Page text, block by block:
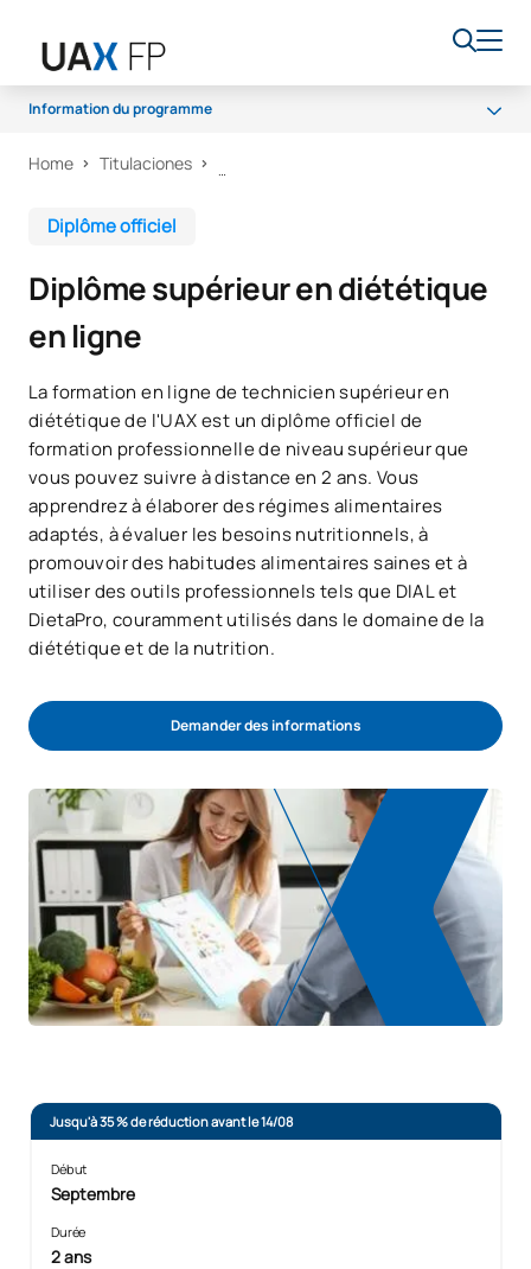
Information du programme
Programme
Débouchés professionnels
Home Titulaciones
Diplôme officiel
Diplôme supérieur en diététique
en ligne
La formation en ligne de technicien supérieur en
diététique de l'UAX est un diplôme officiel de
formation professionnelle de niveau supérieur que
vous pouvez suivre à distance en 2 ans. Vous
apprendrez à élaborer des régimes alimentaires
adaptés, à évaluer les besoins nutritionnels, à
promouvoir des habitudes alimentaires saines et à
utiliser des outils professionnels tels que DIAL et
DietaPro, couramment utilisés dans le domaine de la
diététique et de la nutrition.
Demander des informations
Jusqu'à 35 % de réduction avant le 14/08
Début
Septembre
Durée
2 ans